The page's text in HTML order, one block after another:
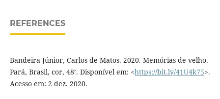
REFERENCES
Bandeira Júnior, Carlos de Matos. 2020. Memórias de velho.
Pará, Brasil, cor, 48’. Disponível em: <https://bit.ly/41U4k75>.
Acesso em: 2 dez. 2020.